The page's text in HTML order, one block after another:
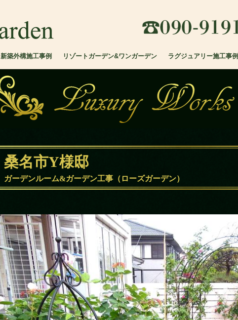
新築外構施工事例 リゾートガーデン&ワンガーデン ラグジュアリー施工事例
桑名市Y様邸
ガーデンルーム&ガーデン工事（ローズガーデン）